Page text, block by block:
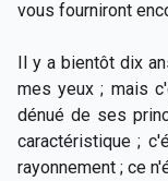
vous fourniront
Il y a bientôt dix
mes yeux ; mais
dénué de ses
caractéristique ;
rayonnement ; ce